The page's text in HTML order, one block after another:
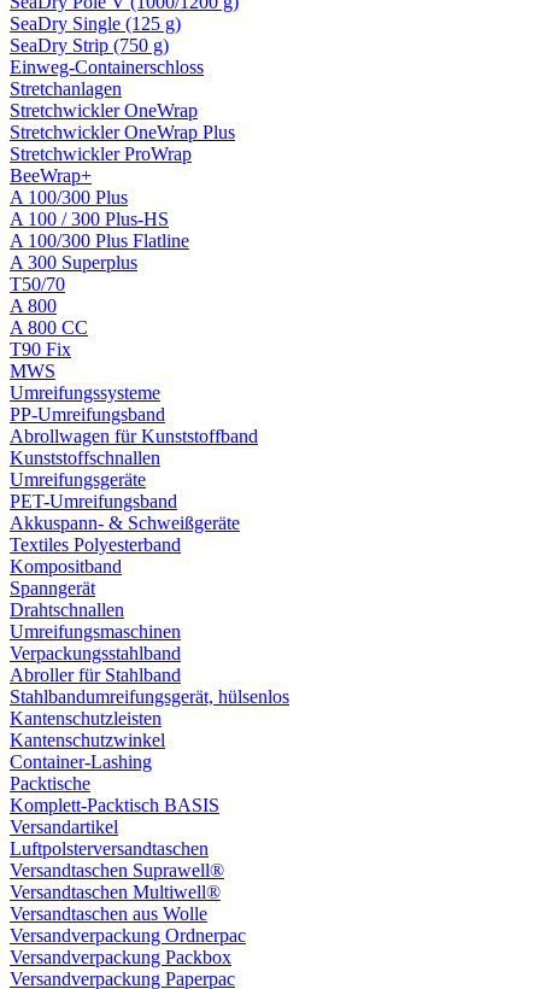
SeaDry Single (125 g)
SeaDry Strip (750 g)
Einweg-Containerschloss
Stretchanlagen
Stretchwickler OneWrap
Stretchwickler OneWrap Plus
Stretchwickler ProWrap
BeeWrap+
A 100/300 Plus
A 100 / 300 Plus-HS
A 100/300 Plus Flatline
A 300 Superplus
T50/70
A 800
A 800 CC
T90 Fix
MWS
Umreifungssysteme
PP-Umreifungsband
Abrollwagen für Kunststoffband
Kunststoffschnallen
Umreifungsgeräte
PET-Umreifungsband
Akkuspann- & Schweißgeräte
Textiles Polyesterband
Kompositband
Spanngerät
Drahtschnallen
Umreifungsmaschinen
Verpackungsstahlband
Abroller für Stahlband
Stahlbandumreifungsgerät, hülsenlos
Kantenschutzleisten
Kantenschutzwinkel
Container-Lashing
Packtische
Komplett-Packtisch BASIS
Versandartikel
Luftpolsterversandtaschen
Versandtaschen Suprawell®
Versandtaschen Multiwell®
Versandtaschen aus Wolle
Versandverpackung Ordnerpac
Versandverpackung Packbox
Versandverpackung Paperpac